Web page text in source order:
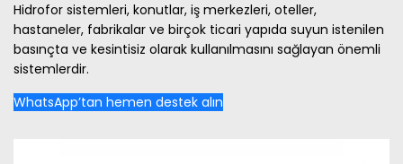
Hidrofor sistemleri, konutlar, iş merkezleri, oteller,
hastaneler, fabrikalar ve birçok ticari yapıda suyun istenilen
basınçta ve kesintisiz olarak kullanılmasını sağlayan önemli
sistemlerdir.
WhatsApp’tan hemen destek alın